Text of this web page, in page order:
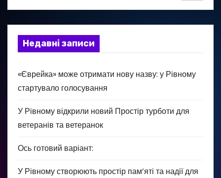
Недавні записи
«Єврейка» може отримати нову назву: у Рівному
стартувало голосування
У Рівному відкрили новий Простір турботи для
ветеранів та ветеранок
Ось готовий варіант:
У Рівному створюють простір пам’яті та надії для